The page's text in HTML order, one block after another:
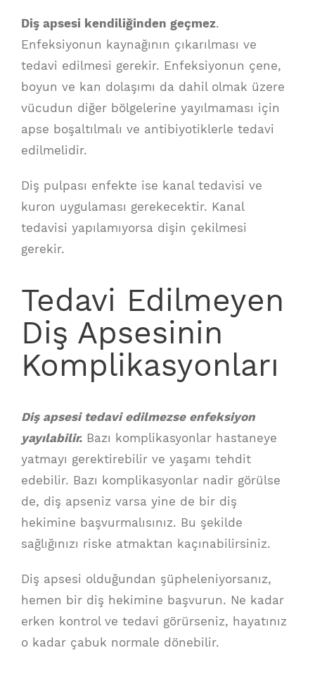
Diş apsesi kendiliğinden geçmez.
Enfeksiyonun kaynağının çıkarılması ve
tedavi edilmesi gerekir. Enfeksiyonun çene,
boyun ve kan dolaşımı da dahil olmak üzere
vücudun diğer bölgelerine yayılmaması için
apse boşaltılmalı ve antibiyotiklerle tedavi
edilmelidir.
Diş pulpası enfekte ise kanal tedavisi ve
kuron uygulaması gerekecektir. Kanal
tedavisi yapılamıyorsa dişin çekilmesi
gerekir.
Tedavi Edilmeyen
Diş Apsesinin
Komplikasyonları
Diş apsesi tedavi edilmezse enfeksiyon
yayılabilir. Bazı komplikasyonlar hastaneye
yatmayı gerektirebilir ve yaşamı tehdit
edebilir. Bazı komplikasyonlar nadir görülse
de, diş apseniz varsa yine de bir diş
hekimine başvurmalısınız. Bu şekilde
sağlığınızı riske atmaktan kaçınabilirsiniz.
Diş apsesi olduğundan şüpheleniyorsanız,
hemen bir diş hekimine başvurun. Ne kadar
erken kontrol ve tedavi görürseniz, hayatınız
o kadar çabuk normale dönebilir.